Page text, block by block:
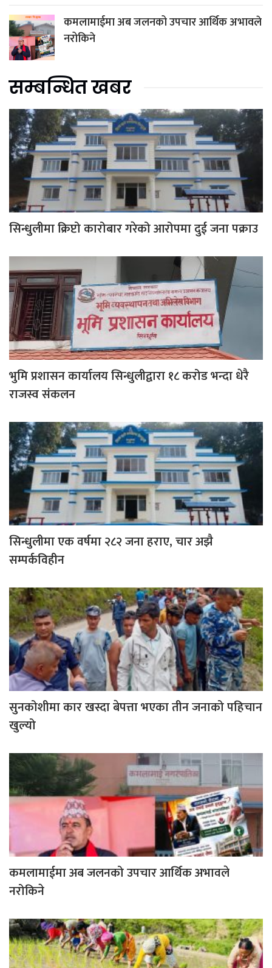
कमलामाईमा अब जलनको उपचार आर्थिक अभावले
नरोकिने
सम्बन्धित खबर
सिन्धुलीमा क्रिप्टो कारोबार गरेको आरोपमा दुई जना पक्राउ
भुमि प्रशासन कार्यालय सिन्धुलीद्वारा १८ करोड भन्दा धेरै
राजस्व संकलन
सिन्धुलीमा एक वर्षमा २८२ जना हराए, चार अझै
सम्पर्कविहीन
सुनकोशीमा कार खस्दा बेपत्ता भएका तीन जनाको पहिचान
खुल्यो
कमलामाईमा अब जलनको उपचार आर्थिक अभावले
नरोकिने